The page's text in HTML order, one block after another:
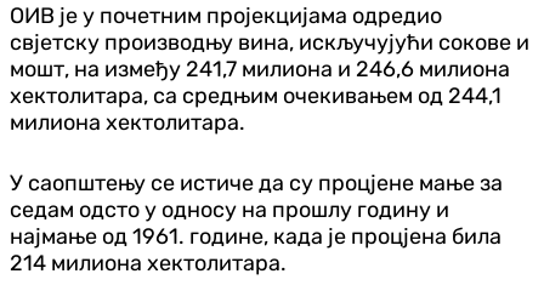
ОИВ је у почетним пројекцијама одредио
свјетску производњу вина, искључујући сокове и
мошт, на између 241,7 милиона и 246,6 милиона
хектолитара, са средњим очекивањем од 244,1
милиона хектолитара.
У саопштењу се истиче да су процјене мање за
седам одсто у односу на прошлу годину и
најмање од 1961. године, када је процјена била
214 милиона хектолитара.